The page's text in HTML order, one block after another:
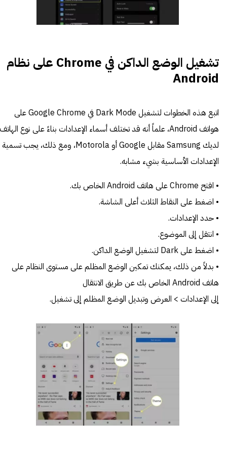
تشغيل الوضع الداكن في Chrome على نظام
Android
اتبع هذه الخطوات لتشغيل Dark Mode في Google Chrome على
هواتف Android، علماً أنه قد تختلف أسماء الإعدادات بناءً على نوع الهاتف
لديك Samsung مقابل Google أو Motorola، ومع ذلك، يجب تسمية
الإعدادات الأساسية بشيء مشابه.
• افتح Chrome على هاتف Android الخاص بك.
• اضغط على النقاط الثلاث أعلى الشاشة.
• حدد الإعدادات.
• انتقل إلى الموضوع.
• اضغط على Dark لتشغيل الوضع الداكن.
• بدلاً من ذلك، يمكنك تمكين الوضع المظلم على مستوى النظام على
هاتف Android الخاص بك عن طريق الانتقال
إلى الإعدادات > العرض وتبديل الوضع المظلم إلى تشغيل.